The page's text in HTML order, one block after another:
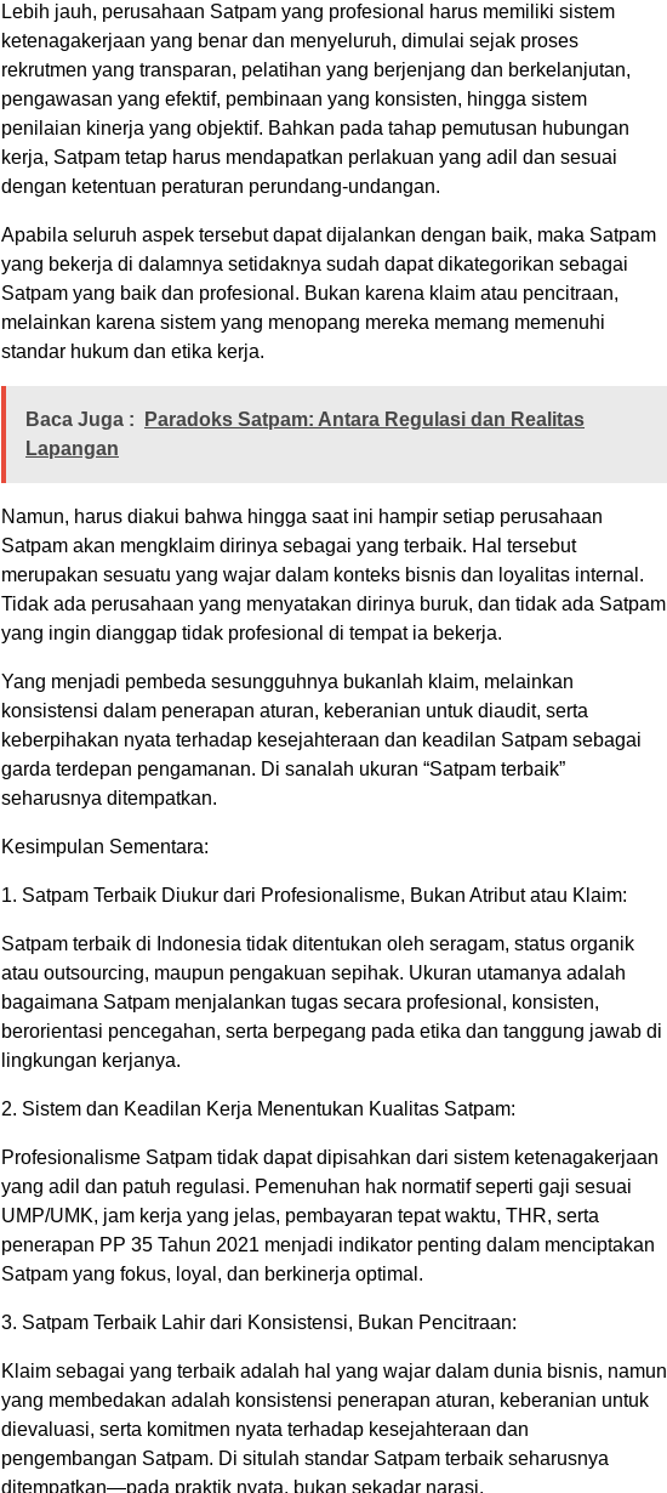
Lebih jauh, perusahaan Satpam yang profesional harus memiliki sistem
ketenagakerjaan yang benar dan menyeluruh, dimulai sejak proses
rekrutmen yang transparan, pelatihan yang berjenjang dan berkelanjutan,
pengawasan yang efektif, pembinaan yang konsisten, hingga sistem
penilaian kinerja yang objektif. Bahkan pada tahap pemutusan hubungan
kerja, Satpam tetap harus mendapatkan perlakuan yang adil dan sesuai
dengan ketentuan peraturan perundang-undangan.
Apabila seluruh aspek tersebut dapat dijalankan dengan baik, maka Satpam
yang bekerja di dalamnya setidaknya sudah dapat dikategorikan sebagai
Satpam yang baik dan profesional. Bukan karena klaim atau pencitraan,
melainkan karena sistem yang menopang mereka memang memenuhi
standar hukum dan etika kerja.
Baca Juga :
Paradoks Satpam: Antara Regulasi dan Realitas
Lapangan
Namun, harus diakui bahwa hingga saat ini hampir setiap perusahaan
Satpam akan mengklaim dirinya sebagai yang terbaik. Hal tersebut
merupakan sesuatu yang wajar dalam konteks bisnis dan loyalitas internal.
Tidak ada perusahaan yang menyatakan dirinya buruk, dan tidak ada Satpam
yang ingin dianggap tidak profesional di tempat ia bekerja.
Yang menjadi pembeda sesungguhnya bukanlah klaim, melainkan
konsistensi dalam penerapan aturan, keberanian untuk diaudit, serta
keberpihakan nyata terhadap kesejahteraan dan keadilan Satpam sebagai
garda terdepan pengamanan. Di sanalah ukuran “Satpam terbaik”
seharusnya ditempatkan.
Kesimpulan Sementara:
1.⁠ ⁠Satpam Terbaik Diukur dari Profesionalisme, Bukan Atribut atau Klaim:
Satpam terbaik di Indonesia tidak ditentukan oleh seragam, status organik
atau outsourcing, maupun pengakuan sepihak. Ukuran utamanya adalah
bagaimana Satpam menjalankan tugas secara profesional, konsisten,
berorientasi pencegahan, serta berpegang pada etika dan tanggung jawab di
lingkungan kerjanya.
2.⁠ ⁠Sistem dan Keadilan Kerja Menentukan Kualitas Satpam:
Profesionalisme Satpam tidak dapat dipisahkan dari sistem ketenagakerjaan
yang adil dan patuh regulasi. Pemenuhan hak normatif seperti gaji sesuai
UMP/UMK, jam kerja yang jelas, pembayaran tepat waktu, THR, serta
penerapan PP 35 Tahun 2021 menjadi indikator penting dalam menciptakan
Satpam yang fokus, loyal, dan berkinerja optimal.
3.⁠ ⁠Satpam Terbaik Lahir dari Konsistensi, Bukan Pencitraan:
Klaim sebagai yang terbaik adalah hal yang wajar dalam dunia bisnis, namun
yang membedakan adalah konsistensi penerapan aturan, keberanian untuk
dievaluasi, serta komitmen nyata terhadap kesejahteraan dan
pengembangan Satpam. Di situlah standar Satpam terbaik seharusnya
ditempatkan—pada praktik nyata, bukan sekadar narasi.